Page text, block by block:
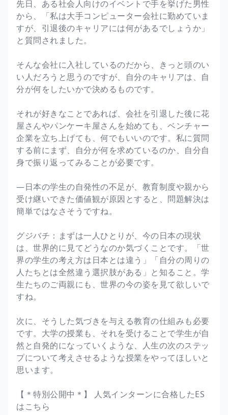
先日、ある社会人向けのイベントで手を挙げた男性
から、「私は大手コンピューター会社に勤めていま
すが、引退後のキャリアには何があるでしょうか」
と質問されました。
そんな会社に入社しているのだから、きっと頭のい
い人だろうと思うのですが、自分のキャリアは、自
分が何をしたいかで決めるものです。
それが好きなことであれば、会社を引退した後に花
屋さんやパンケーキ屋さんを始めても、ベンチャー
企業を立ち上げても、何でもいいのです。私に質問
する前にまず、自分が何を求めているのか、自分自
身で振り返ってみることが必要です。
―日本の学生の自発性の不足が、教育制度や親から
受け継いできた価値観が原因とすると、問題解決は
簡単ではなさそうですね。
グジバチ：まずは一人ひとりが、今の日本の現状
は、世界的に見てどうなのか気づくことです。「世
界の学生の考え方は日本とは違う」「自分の周りの
人たちとは全然違う選択肢がある」と知ること。学
生たちのご両親にも、世界の今の姿を見て欲しいで
すね。
次に、そうした気づきを与える教育の仕組みも必要
です。大学の授業も、それを受けることで学生が自
然と自発的になっていくような、人生の次のステッ
プについて考えさせるような授業をやってほしいと
思います。
【＊特別公開中＊】 人気インターンに合格したES
はこちら